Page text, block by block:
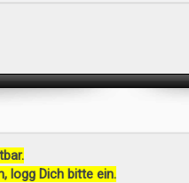
logg Dich bitte ein.